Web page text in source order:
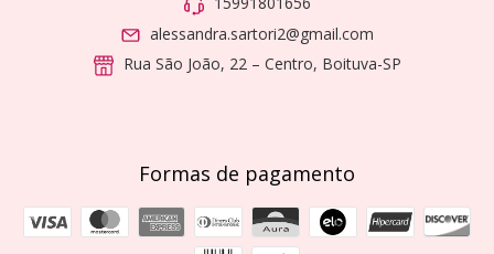
alessandra.sartori2@gmail.com
Rua São João, 22 – Centro, Boituva-SP
Formas de pagamento